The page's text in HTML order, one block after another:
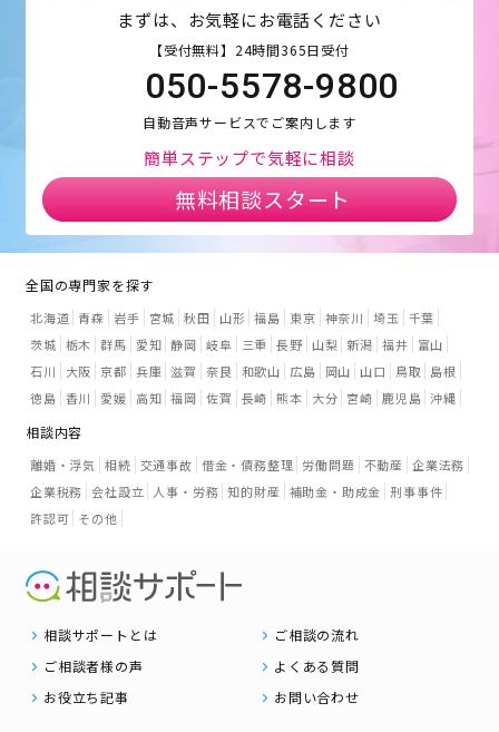
まずは、お気軽にお電話ください
【受付無料】24時間365日受付
050-5578-9800
自動音声サービスでご案内します
簡単ステップで気軽に相談
無料相談スタート
全国の専門家を探す
北海道 青森 岩手 宮城 秋田 山形 福島 東京 神奈川 埼玉
千葉
茨城 栃木 群馬 愛知 静岡 岐阜 三重 長野 山梨 新潟 福井
富山
石川
大阪 京都 兵庫 滋賀 奈良 和歌山 広島 岡山 山口 鳥取
島根
徳島 香川 愛媛 高知 福岡 佐賀 長崎 熊本 大分 宮崎 鹿児島 沖縄
相談内容
離婚・浮気 相続 交通事故 借金・債務整理 労働問題 不動産 企業法務
企業税務 会社設立 人事・労務 知的財産 補助金・助成金 刑事事件
許認可 その他
相談サポートとは
ご相談の流れ
ご相談者様の声
よくある質問
お役立ち記事
お問い合わせ